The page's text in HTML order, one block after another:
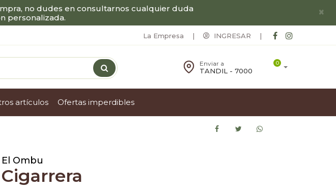
×
no dudes en consultarnos cualquier duda
personalizada.
La Empresa | INGRESAR |
0
Enviar a
TANDIL - 7000
artículos ofertas imperdibles
El Ombu
Cigarrera